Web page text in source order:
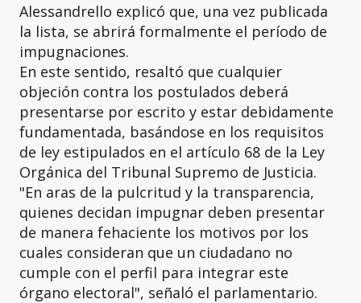
Alessandrello explicó que, una vez publicada
la lista, se abrirá formalmente el período de
impugnaciones.
En este sentido, resaltó que cualquier
objeción contra los postulados deberá
presentarse por escrito y estar debidamente
fundamentada, basándose en los requisitos
de ley estipulados en el artículo 68 de la Ley
Orgánica del Tribunal Supremo de Justicia.
"En aras de la pulcritud y la transparencia,
quienes decidan impugnar deben presentar
de manera fehaciente los motivos por los
cuales consideran que un ciudadano no
cumple con el perfil para integrar este
órgano electoral", señaló el parlamentario.